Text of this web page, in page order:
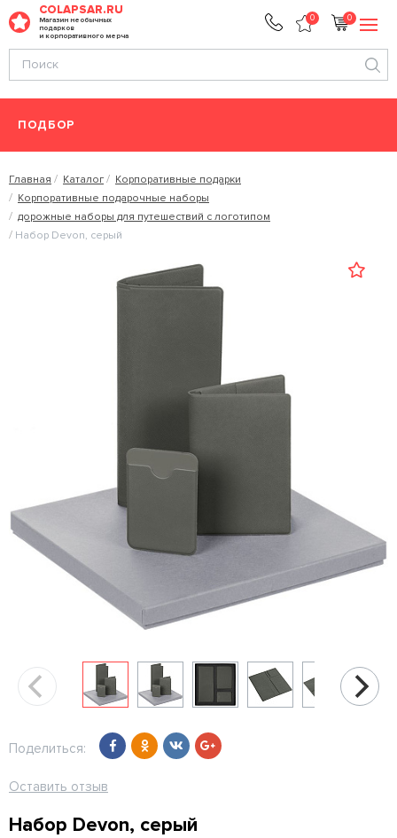
COLAPSAR.RU
Магазин необычных
подарков
и корпоративного мерча
0 0
ПОДБОР
Главная Каталог
Корпоративные подарки
Корпоративные подарочные наборы
дорожные наборы для путешествий с логотипом
Набор Devon, серый
Поделиться:
Оставить отзыв
Набор Devon, серый